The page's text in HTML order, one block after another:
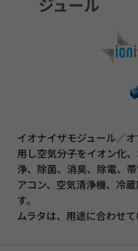
イオナイザモジュール／
用し空気分子をイオン化
浄、除菌、消臭、除電、
アコン、空気清浄機、冷
す。
ムラタは、用途に合わせ